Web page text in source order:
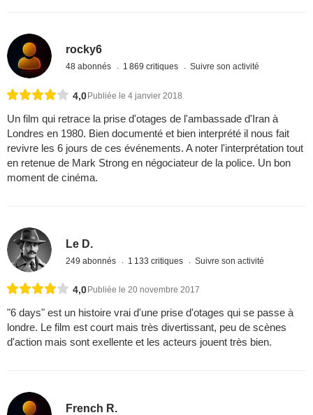
rocky6
48 abonnés 1 869 critiques Suivre son activité
4,0 Publiée le 4 janvier 2018
Un film qui retrace la prise d'otages de l'ambassade d'Iran à
Londres en 1980. Bien documenté et bien interprété il nous fait
revivre les 6 jours de ces événements. A noter l'interprétation tout
en retenue de Mark Strong en négociateur de la police. Un bon
moment de cinéma.
Le D.
249 abonnés 1 133 critiques Suivre son activité
4,0 Publiée le 20 novembre 2017
"6 days" est un histoire vrai d'une prise d'otages qui se passe à
londre. Le film est court mais très divertissant, peu de scènes
d'action mais sont exellente et les acteurs jouent très bien.
French R.